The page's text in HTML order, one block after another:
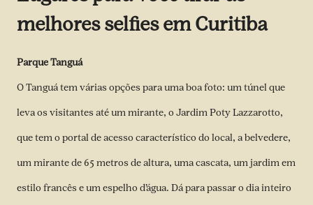
melhores selfies em Curitiba
Parque Tanguá
O Tanguá tem várias opções para uma boa foto: um túnel que
leva os visitantes até um mirante, o Jardim Poty Lazzarotto,
que tem o portal de acesso característico do local, a belvedere,
um mirante de 65 metros de altura, uma cascata, um jardim em
estilo francês e um espelho d’água. Dá para passar o dia inteiro